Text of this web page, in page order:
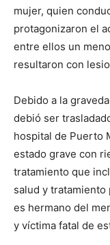
mujer, quien
protagonizaron el
entre ellos un
resultaron con
Debido a la
debió ser
hospital de Puerto
estado grave con
tratamiento que
salud y tratamiento
es hermano del
y víctima fatal de